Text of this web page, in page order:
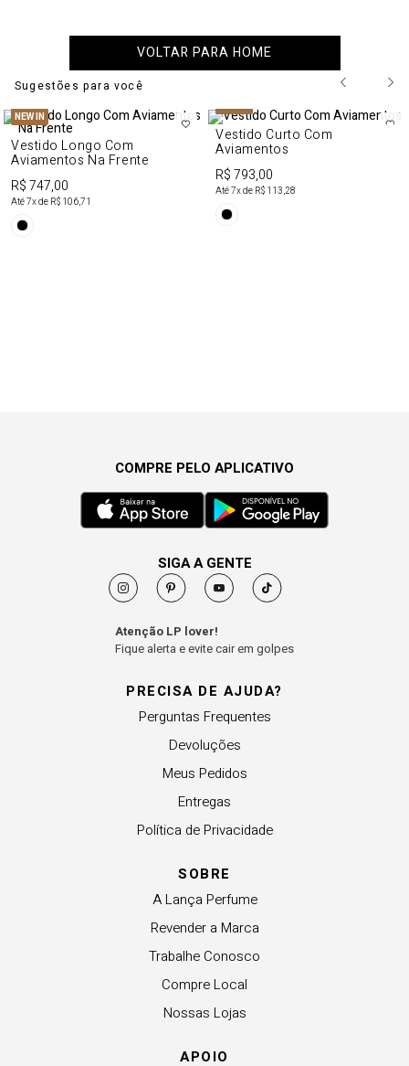
VOLTAR PARA HOME
Sugestões para você
NEW IN
Vestido Longo Com
Aviamentos Na Frente
R$ 747,00
Até7x de R$ 106,71
NEW IN
Vestido Curto Com
Aviamentos
R$ 793,00
Até7x de R$ 113,28
PRECISA DE AJUDA?
Perguntas Frequentes
Devoluções
Meus Pedidos
Entregas
Política de Privacidade
SOBRE
A Lança Perfume
Revender a Marca
Trabalhe Conosco
Compre Local
Nossas Lojas
APOIO
COMPRE PELO APLICATIVO
SIGA A GENTE
Atenção LP lover!
Fique alerta e evite cair em golpes